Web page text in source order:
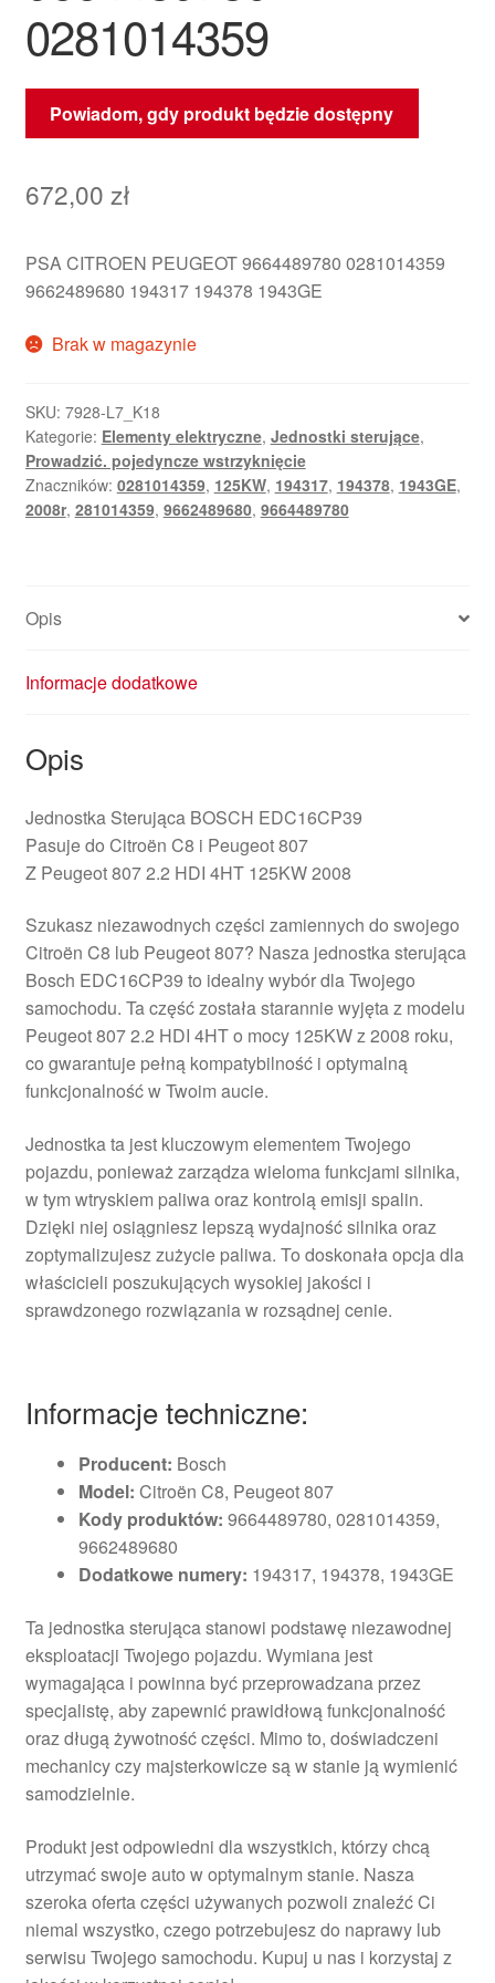
0281014359
Powiadom, gdy produkt będzie dostępny
672,00 zł
PSA CITROEN PEUGEOT 9664489780 0281014359
9662489680 194317 194378 1943GE
Brak w magazynie
SKU: 7928-L7_K18
Kategorie: Elementy elektryczne, Jednostki sterujące,
Prowadzić. pojedyncze wstrzyknięcie
Znaczników: 0281014359, 125KW, 194317, 194378, 1943GE,
2008r, 281014359, 9662489680, 9664489780
Opis
Informacje dodatkowe
Opis
Jednostka Sterująca BOSCH EDC16CP39
Pasuje do Citroën C8 i Peugeot 807
Z Peugeot 807 2.2 HDI 4HT 125KW 2008
Szukasz niezawodnych części zamiennych do swojego
Citroën C8 lub Peugeot 807? Nasza jednostka sterująca
Bosch EDC16CP39 to idealny wybór dla Twojego
samochodu. Ta część została starannie wyjęta z modelu
Peugeot 807 2.2 HDI 4HT o mocy 125KW z 2008 roku,
co gwarantuje pełną kompatybilność i optymalną
funkcjonalność w Twoim aucie.
Jednostka ta jest kluczowym elementem Twojego
pojazdu, ponieważ zarządza wieloma funkcjami silnika,
w tym wtryskiem paliwa oraz kontrolą emisji spalin.
Dzięki niej osiągniesz lepszą wydajność silnika oraz
zoptymalizujesz zużycie paliwa. To doskonała opcja dla
właścicieli poszukujących wysokiej jakości i
sprawdzonego rozwiązania w rozsądnej cenie.
Informacje techniczne:
Producent: Bosch
Model: Citroën C8, Peugeot 807
Kody produktów: 9664489780, 0281014359,
9662489680
Dodatkowe numery: 194317, 194378, 1943GE
Ta jednostka sterująca stanowi podstawę niezawodnej
eksploatacji Twojego pojazdu. Wymiana jest
wymagająca i powinna być przeprowadzana przez
specjalistę, aby zapewnić prawidłową funkcjonalność
oraz długą żywotność części. Mimo to, doświadczeni
mechanicy czy majsterkowicze są w stanie ją wymienić
samodzielnie.
Produkt jest odpowiedni dla wszystkich, którzy chcą
utrzymać swoje auto w optymalnym stanie. Nasza
szeroka oferta części używanych pozwoli znaleźć Ci
niemal wszystko, czego potrzebujesz do naprawy lub
serwisu Twojego samochodu. Kupuj u nas i korzystaj z